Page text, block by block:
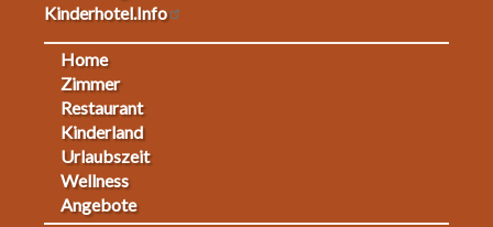
Kinderhotel.Info
Footermenu
Home
Zimmer
Restaurant
Kinderland
Urlaubszeit
Wellness
Angebote